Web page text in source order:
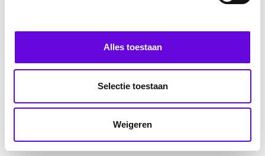
Alles toestaan
Selectie toestaan
Weigeren